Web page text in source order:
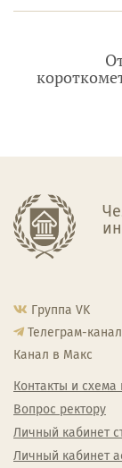
Группа VK
Телеграм-канал
Канал в Макс
Контакты и схема
Вопрос ректору
Личный кабинет
Личный кабинет